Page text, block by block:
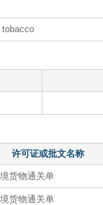
tobacco
许可证或批文名称
货物通关单
货物通关单